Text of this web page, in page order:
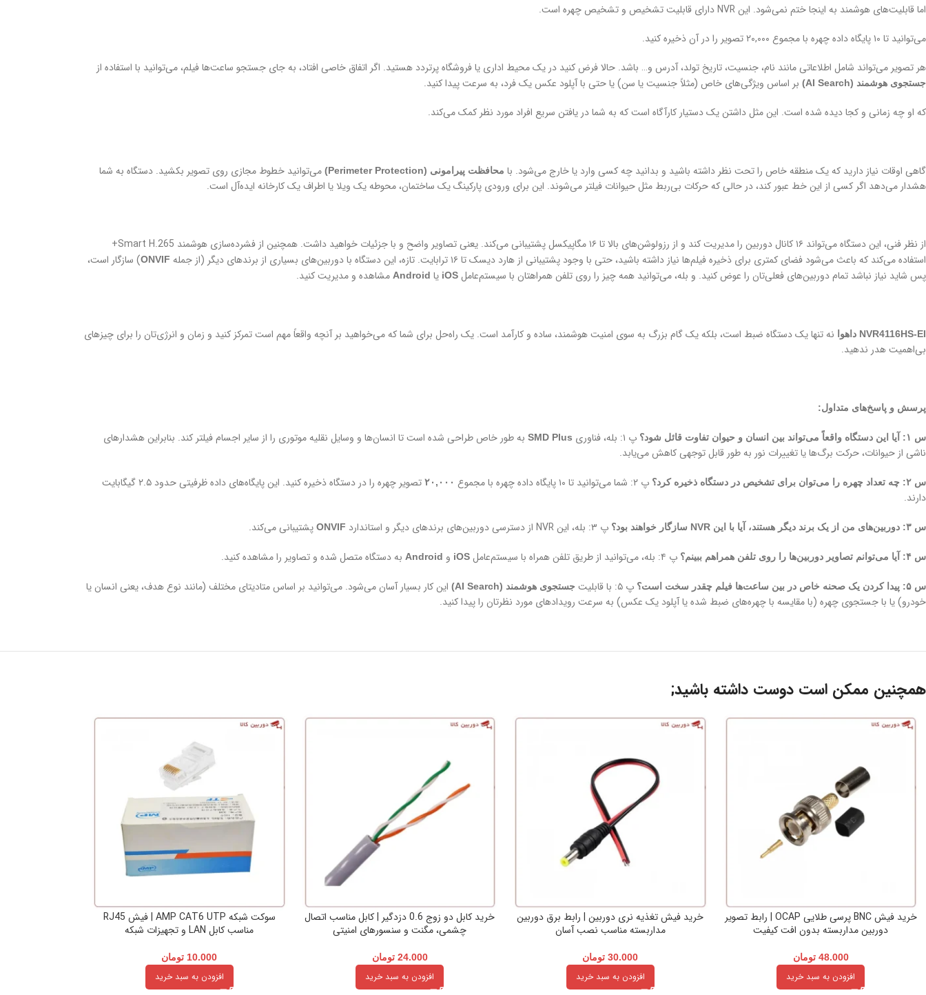
اما قابلیت‌های هوشمند به اینجا ختم نمی‌شود. این NVR دارای قابلیت تشخیص و تشخیص چهره است.
می‌توانید تا ۱۰ پایگاه داده چهره با مجموع ۲۰,۰۰۰ تصویر را در آن ذخیره کنید.
هر تصویر می‌تواند شامل اطلاعاتی مانند نام، جنسیت، تاریخ تولد، آدرس و… باشد. حالا فرض کنید در یک محیط اداری یا فروشگاه پرتردد هستید. اگر اتفاق خاصی افتاد، به جای جستجو ساعت‌ها فیلم، می‌توانید با استفاده از
جستجوی هوشمند (AI Search)
بر اساس ویژگی‌های خاص (مثلاً جنسیت یا سن) یا حتی با آپلود عکس یک فرد، به سرعت پیدا کنید.
که او چه زمانی و کجا دیده شده است. این مثل داشتن یک دستیار کارآگاه است که به شما در یافتن سریع افراد مورد نظر کمک می‌کند.
گاهی اوقات نیاز دارید که یک منطقه خاص را تحت نظر داشته باشید و بدانید چه کسی وارد یا خارج می‌شود. با محافظت پیرامونی (Perimeter Protection)
می‌توانید خطوط مجازی روی تصویر بکشید. دستگاه به شما
هشدار می‌دهد اگر کسی از این خط عبور کند، در حالی که حرکات بی‌ربط مثل حیوانات فیلتر می‌شوند. این برای ورودی پارکینگ یک ساختمان، محوطه یک ویلا یا اطراف یک کارخانه ایده‌آل است.
از نظر فنی، این دستگاه می‌تواند ۱۶ کانال دوربین را مدیریت کند و از رزولوشن‌های بالا تا ۱۶ مگاپیکسل پشتیبانی می‌کند. یعنی تصاویر واضح و با جزئیات خواهید داشت. همچنین از فشرده‌سازی هوشمند Smart H.265+
استفاده می‌کند که باعث می‌شود فضای کمتری برای ذخیره فیلم‌ها نیاز داشته باشید، حتی با وجود پشتیبانی از هارد دیسک تا ۱۶ ترابایت. تازه، این دستگاه با دوربین‌های بسیاری از برندهای دیگر (از جمله
ONVIF) سازگار است،
پس شاید نیاز نباشد تمام دوربین‌های فعلی‌تان را عوض کنید. و بله، می‌توانید همه چیز را روی تلفن همراهتان با سیستم‌عامل iOS یا Android مشاهده و مدیریت کنید.
NVR4116HS-EI داهوا
نه تنها یک دستگاه ضبط است، بلکه یک گام بزرگ به سوی امنیت هوشمند، ساده و کارآمد است. یک راه‌حل برای شما که می‌خواهید بر آنچه واقعاً مهم است تمرکز کنید و زمان و انرژی‌تان را برای چیزهای
بی‌اهمیت هدر ندهید.
پرسش و پاسخ‌های متداول:
س ۱: آیا این دستگاه واقعاً می‌تواند بین انسان و حیوان تفاوت قائل شود؟ پ ۱: بله، فناوری SMD Plus به طور خاص طراحی شده است تا انسان‌ها و وسایل نقلیه موتوری را از سایر اجسام فیلتر کند. بنابراین هشدارهای
ناشی از حیوانات، حرکت برگ‌ها یا تغییرات نور به طور قابل توجهی کاهش می‌یابد.
س ۲: چه تعداد چهره را می‌توان برای تشخیص در دستگاه ذخیره کرد؟ پ ۲: شما می‌توانید تا ۱۰ پایگاه داده چهره با مجموع ۲۰,۰۰۰
تصویر چهره را در دستگاه ذخیره کنید. این پایگاه‌های داده ظرفیتی حدود ۲.۵ گیگابایت
دارند.
س ۳: دوربین‌های من از یک برند دیگر هستند، آیا با این NVR سازگار خواهند بود؟ پ ۳: بله، این NVR از دسترسی دوربین‌های برندهای دیگر و استاندارد ONVIF پشتیبانی می‌کند.
س ۴: آیا می‌توانم تصاویر دوربین‌ها را روی تلفن همراهم ببینم؟ پ ۴: بله، می‌توانید از طریق تلفن همراه با سیستم‌عامل iOS و Android به دستگاه متصل شده و تصاویر را مشاهده کنید.
س ۵: پیدا کردن یک صحنه خاص در بین ساعت‌ها فیلم چقدر سخت است؟ پ ۵: با قابلیت جستجوی هوشمند (AI Search)
این کار بسیار آسان می‌شود. می‌توانید بر اساس متادیتای مختلف (مانند نوع هدف، یعنی انسان یا
خودرو) یا با جستجوی چهره (با مقایسه با چهره‌های ضبط شده یا آپلود یک عکس) به سرعت رویدادهای مورد نظرتان را پیدا کنید.
همچنین ممکن است دوست داشته باشید;
خرید فیش BNC پرسی طلایی OCAP | رابط تصویر
دوربین مداربسته بدون افت کیفیت
48.000 تومان
افزودن به سبد خرید
خرید فیش تغذیه نری دوربین | رابط برق دوربین
مداربسته مناسب نصب آسان
30.000 تومان
افزودن به سبد خرید
خرید کابل دو زوج 0.6 دزدگیر | کابل مناسب اتصال
چشمی، مگنت و سنسورهای امنیتی
24.000 تومان
افزودن به سبد خرید
سوکت شبکه AMP CAT6 UTP | فیش RJ45
مناسب کابل LAN و تجهیزات شبکه
10.000 تومان
افزودن به سبد خرید